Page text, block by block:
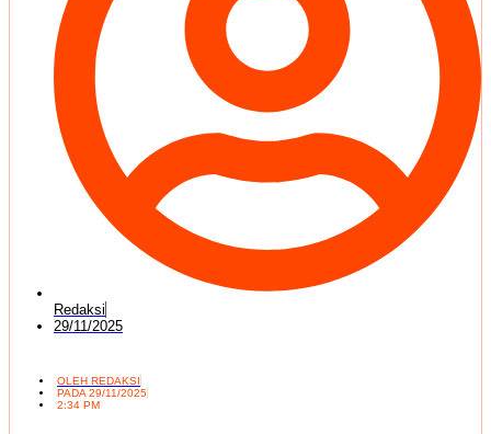
Redaksi
29/11/2025
OLEH REDAKSI
PADA29/11/2025
2:34 PM